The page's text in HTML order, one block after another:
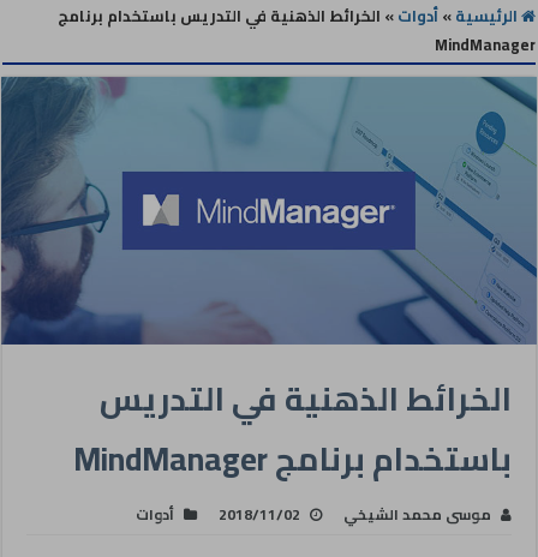
الرئيسية»أدوات» الخرائط الذهنية في التدريس باستخدام برنامج
MindManager
الخرائط الذهنية في التدريس
باستخدام برنامج MindManager
موسى محمد الشيخي 2018/11/02 أدوات